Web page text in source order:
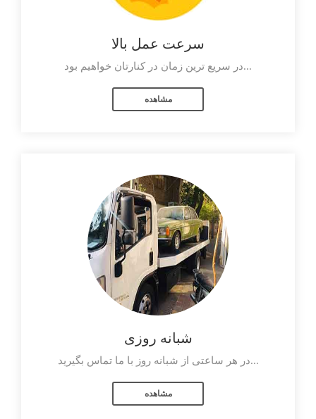
سرعت عمل بالا
در سریع ترین زمان در کنارتان خواهیم بود...
مشاهده
شبانه روزی
در هر ساعتی از شبانه روز با ما تماس بگیرید...
مشاهده